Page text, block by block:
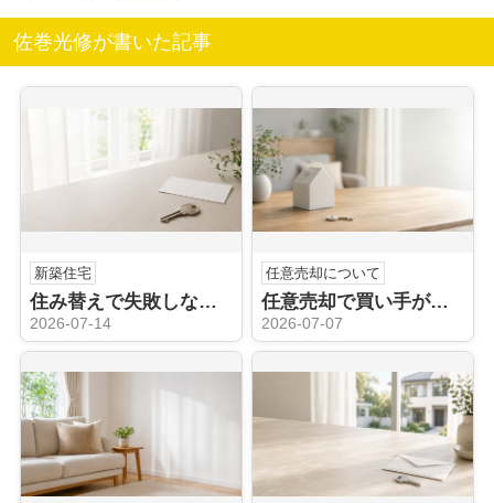
佐巻光修が書いた記事
新築住宅
住み替えで失敗しないためには？価格や時期の注意点についても解説
2026-07-14
任意売却について
任意売却で買い手がつかない理由は？競売のリスクや価格見直しも解説
2026-07-07